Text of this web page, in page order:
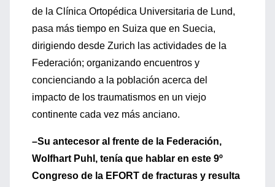
de la Clínica Ortopédica Universitaria de Lund,
pasa más tiempo en Suiza que en Suecia,
dirigiendo desde Zurich las actividades de la
Federación; organizando encuentros y
concienciando a la población acerca del
impacto de los traumatismos en un viejo
continente cada vez más anciano.
–Su antecesor al frente de la Federación,
Wolfhart Puhl, tenía que hablar en este 9º
Congreso de la EFORT de fracturas y resulta